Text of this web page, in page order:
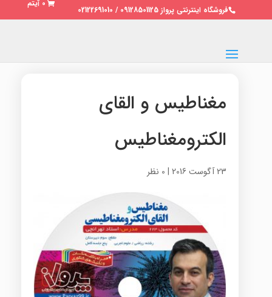
فروشگاه اینترنتی پرواز 09128501125 / 02122691010
0 آیتم
مغناطیس و القای
الکترومغناطیس
23 آگوست 2016 | 0 نظر